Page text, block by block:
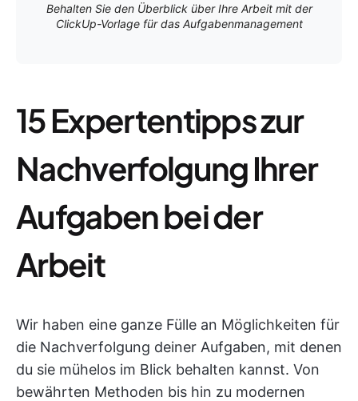
Behalten Sie den Überblick über Ihre Arbeit mit der
ClickUp-Vorlage für das Aufgabenmanagement
15 Expertentipps zur
Nachverfolgung Ihrer
Aufgaben bei der
Arbeit
Wir haben eine ganze Fülle an Möglichkeiten für
die Nachverfolgung deiner Aufgaben, mit denen
du sie mühelos im Blick behalten kannst. Von
bewährten Methoden bis hin zu modernen